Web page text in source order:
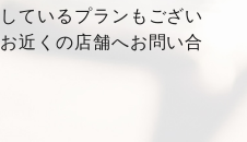
ているプランもござい
近くの店舗へお問い合